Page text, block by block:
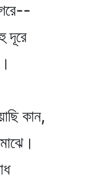
দূরে
কান,